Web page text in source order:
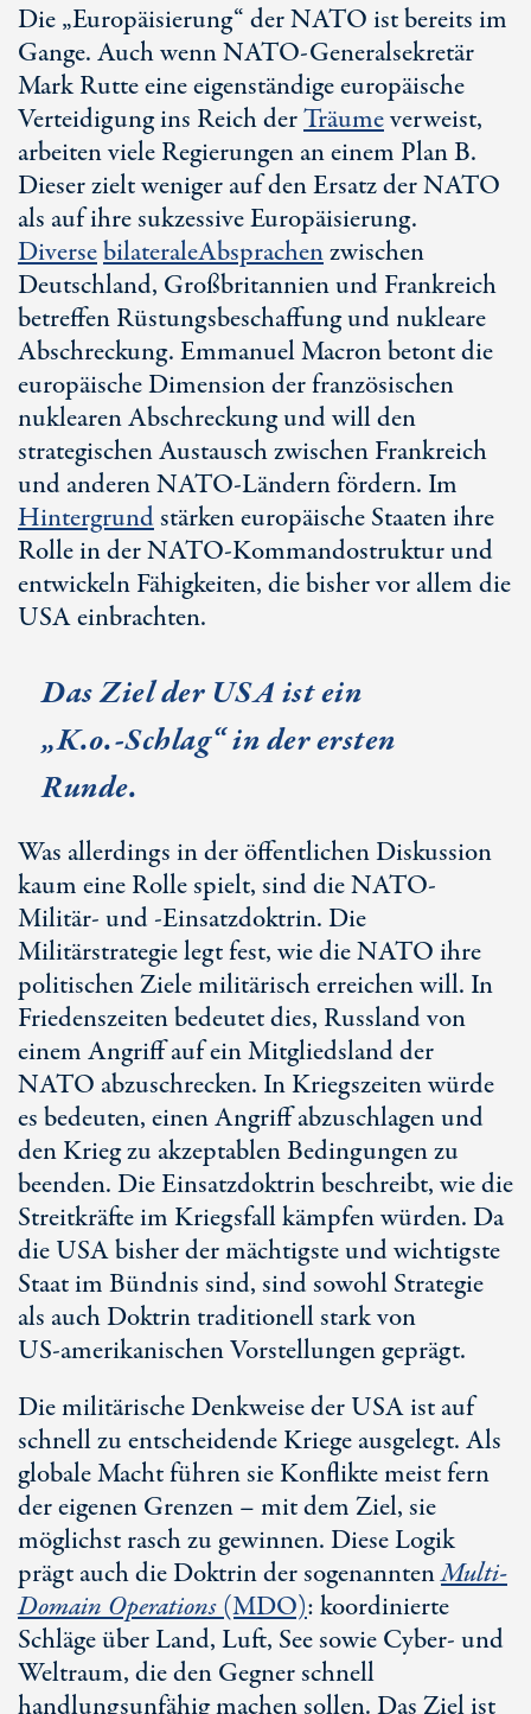
Die „Europäisierung“ der NATO ist bereits im
Gange. Auch wenn NATO-Generalsekretär
Mark Rutte eine eigenständige europäische
Verteidigung ins Reich derTräumeverweist,
arbeiten viele Regierungen an einem Plan B.
Dieser zielt weniger auf den Ersatz der NATO
als auf ihre sukzessive Europäisierung.
DiversebilateraleAbsprachenzwischen
Deutschland, Großbritannien und Frankreich
betreffen Rüstungsbeschaffung und nukleare
Abschreckung. Emmanuel Macron betont die
europäische Dimension der französischen
nuklearen Abschreckung und will den
strategischen Austausch zwischen Frankreich
und anderen NATO-Ländern fördern. Im
Hintergrundstärken europäische Staaten ihre
Rolle in der NATO-Kommandostruktur und
entwickeln Fähigkeiten, die bisher vor allem die
USA einbrachten.
Das Ziel der USA ist ein
„K.o.-Schlag“ in der ersten
Runde.
Was allerdings in der öffentlichen Diskussion
kaum eine Rolle spielt, sind die NATO-
Militär- und-Einsatzdoktrin. Die
Militärstrategie legt fest, wie die NATO ihre
politischen Ziele militärisch erreichen will. In
Friedenszeiten bedeutet dies, Russland von
einem Angriff auf ein Mitgliedsland der
NATO abzuschrecken. In Kriegszeiten würde
es bedeuten, einen Angriff abzuschlagen und
den Krieg zu akzeptablen Bedingungen zu
beenden. Die Einsatzdoktrin beschreibt, wie die
Streitkräfte im Kriegsfall kämpfen würden. Da
die USA bisher der mächtigste und wichtigste
Staat im Bündnis sind, sind sowohl Strategie
als auch Doktrin traditionell stark von
US-amerikanischen Vorstellungen geprägt.
Die militärische Denkweise der USA ist auf
schnell zu entscheidende Kriege ausgelegt. Als
globale Macht führen sie Konflikte meist fern
der eigenen Grenzen – mit dem Ziel, sie
möglichst rasch zu gewinnen. Diese Logik
prägt auch die Doktrin der sogenanntenMulti-
Domain Operations(MDO): koordinierte
Schläge über Land, Luft, See sowie Cyber- und
Weltraum, die den Gegner schnell